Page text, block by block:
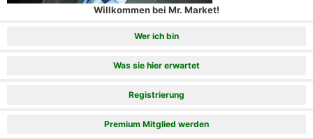
Willkommen bei Mr. Market!
Wer ich bin
Was sie hier erwartet
Registrierung
Premium Mitglied werden